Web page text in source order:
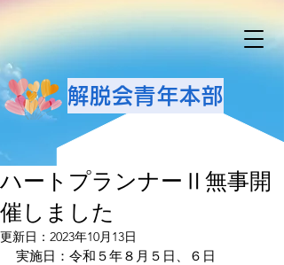
解脱会青年本部
ハートプランナーⅡ無事開
催しました
更新日： 2023年10月13日
実施日：令和５年８月５日、６日